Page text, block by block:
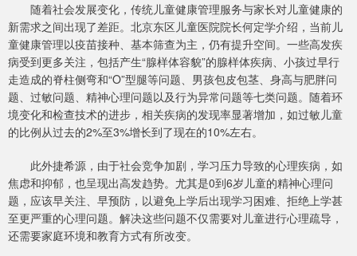
随着社会发展变化，传统儿童健康管理服务与家长对儿童健康的
新需求之间出现了差距。北京东区儿童医院院长何定学介绍，当前儿
童健康管理以疫苗接种、基本筛查为主，仍有提升空间。一些高发疾
病受到更多关注，包括产生“腺样体容貌”的腺样体疾病、小孩过早行
走造成的脊柱侧弯和“O”型腿等问题、男孩包皮包茎、身高与肥胖问
题、过敏问题、精神心理问题以及行为异常问题等七类问题。随着环
境变化和检查技术的进步，相关疾病的发现率显著增加，如过敏儿童
的比例从过去的2%至3%增长到了现在的10%左右。
此外捷希源，由于社会竞争加剧，学习压力导致的心理疾病，如
焦虑和抑郁，也呈现出高发趋势。尤其是0到6岁儿童的精神心理问
题，应该早关注、早预防，以避免上学后出现学习困难、拒绝上学甚
至更严重的心理问题。解决这些问题不仅需要对儿童进行心理疏导，
还需要家庭环境和教育方式有所改变。